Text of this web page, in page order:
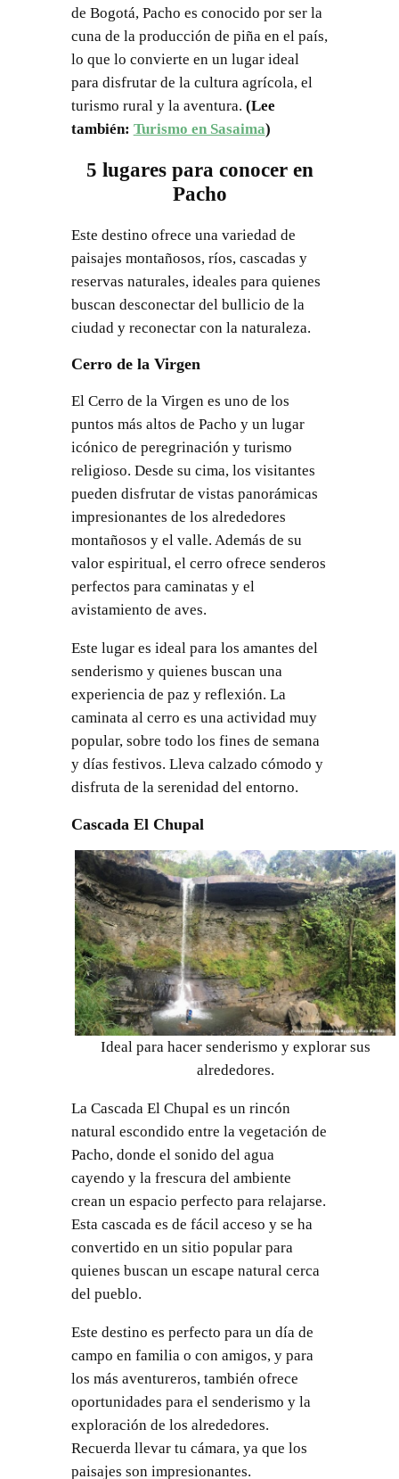
de Bogotá, Pacho es conocido por ser la
cuna de la producción de piña en el país,
lo que lo convierte en un lugar ideal
para disfrutar de la cultura agrícola, el
turismo rural y la aventura. (Lee
también: Turismo en Sasaima)
5 lugares para conocer en
Pacho
Este destino ofrece una variedad de
paisajes montañosos, ríos, cascadas y
reservas naturales, ideales para quienes
buscan desconectar del bullicio de la
ciudad y reconectar con la naturaleza.
Cerro de la Virgen
El Cerro de la Virgen es uno de los
puntos más altos de Pacho y un lugar
icónico de peregrinación y turismo
religioso. Desde su cima, los visitantes
pueden disfrutar de vistas panorámicas
impresionantes de los alrededores
montañosos y el valle. Además de su
valor espiritual, el cerro ofrece senderos
perfectos para caminatas y el
avistamiento de aves.
Este lugar es ideal para los amantes del
senderismo y quienes buscan una
experiencia de paz y reflexión. La
caminata al cerro es una actividad muy
popular, sobre todo los fines de semana
y días festivos. Lleva calzado cómodo y
disfruta de la serenidad del entorno.
Cascada El Chupal
Ideal para hacer senderismo y explorar sus
alrededores.
La Cascada El Chupal es un rincón
natural escondido entre la vegetación de
Pacho, donde el sonido del agua
cayendo y la frescura del ambiente
crean un espacio perfecto para relajarse.
Esta cascada es de fácil acceso y se ha
convertido en un sitio popular para
quienes buscan un escape natural cerca
del pueblo.
Este destino es perfecto para un día de
campo en familia o con amigos, y para
los más aventureros, también ofrece
oportunidades para el senderismo y la
exploración de los alrededores.
Recuerda llevar tu cámara, ya que los
paisajes son impresionantes.